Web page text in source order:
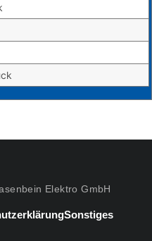
Elektro GmbH
Sonstiges